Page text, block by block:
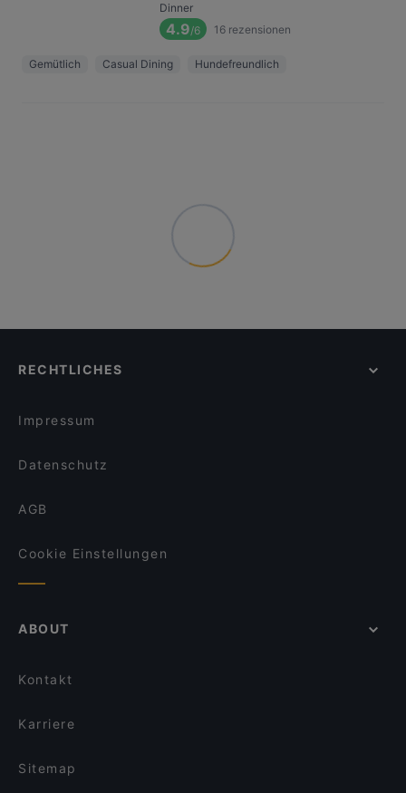
Dinner
4.9/6 16 rezensionen
Gemütlich Casual Dining Hundefreundlich
RECHTLICHES
Impressum
Datenschutz
AGB
Cookie Einstellungen
ABOUT
Kontakt
Karriere
Sitemap